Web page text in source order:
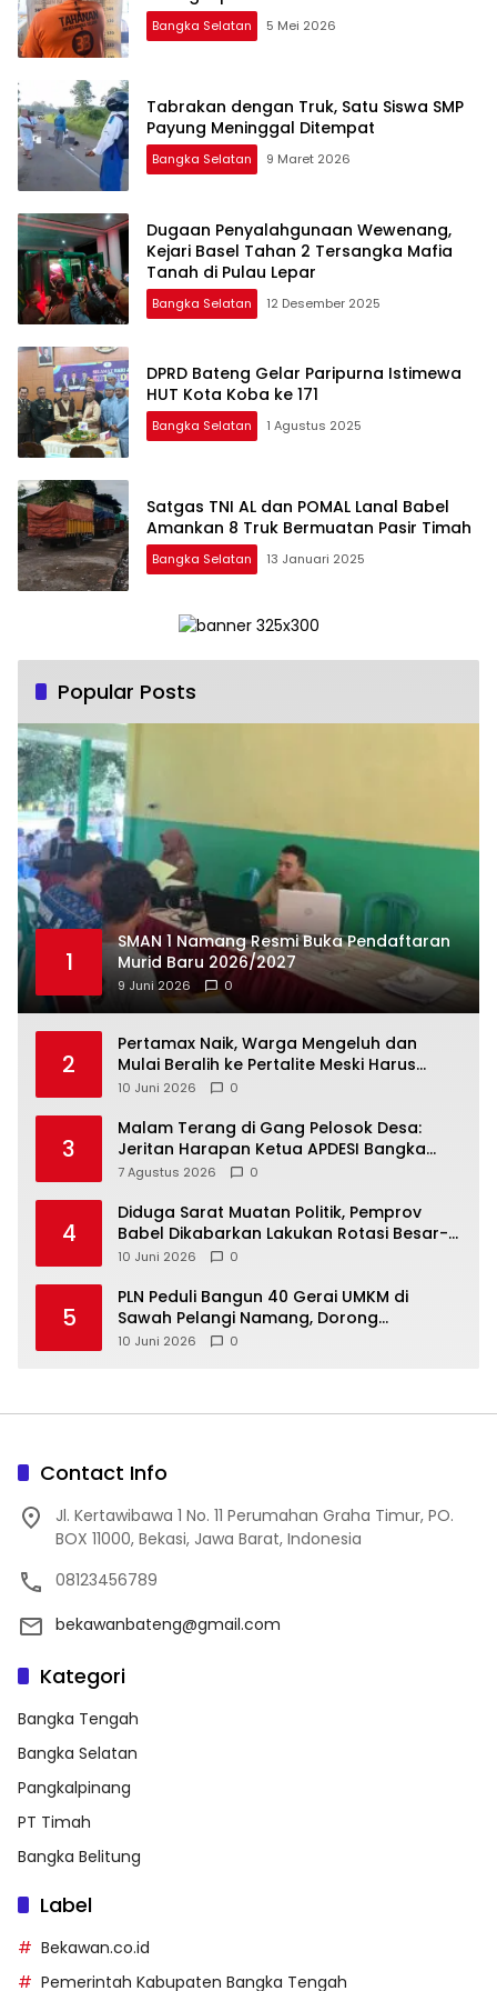
Bangka Selatan 5 Mei 2026
Tabrakan dengan Truk, Satu Siswa SMP
Payung Meninggal Ditempat
Bangka Selatan 9 Maret 2026
Dugaan Penyalahgunaan Wewenang,
Kejari Basel Tahan 2 Tersangka Mafia
Tanah di Pulau Lepar
Bangka Selatan 12 Desember 2025
DPRD Bateng Gelar Paripurna Istimewa
HUT Kota Koba ke 171
Bangka Selatan 1 Agustus 2025
Satgas TNI AL dan POMAL Lanal Babel
Amankan 8 Truk Bermuatan Pasir Timah
Bangka Selatan 13 Januari 2025
Popular Posts
1
SMAN 1 Namang Resmi Buka Pendaftaran
Murid Baru 2026/2027
9 Juni 2026 0
2
‎Pertamax Naik, Warga Mengeluh dan
Mulai Beralih ke Pertalite Meski Harus
10 Juni 2026 0
3
Malam Terang di Gang Pelosok Desa:
Jeritan Harapan Ketua APDESI Bangka
Tengah untuk PLN Babel
7 Agustus 2026 0
4
‎Diduga Sarat Muatan Politik, Pemprov
Babel Dikabarkan Lakukan Rotasi Besar-
10 Juni 2026 0
5
‎PLN Peduli Bangun 40 Gerai UMKM di
Sawah Pelangi Namang, Dorong
10 Juni 2026 0
Contact Info
Jl. Kertawibawa 1 No. 11 Perumahan Graha Timur, PO.
BOX 11000, Bekasi, Jawa Barat, Indonesia
08123456789
bekawanbateng@gmail.com
Kategori
Bangka Tengah
Bangka Selatan
Pangkalpinang
PT Timah
Bangka Belitung
Label
Bekawan.co.id
Pemerintah Kabupaten Bangka Tengah